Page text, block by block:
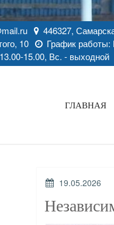
446327,
10
График работы:
15.00, Вс. - выходной
ГЛАВНАЯ
19.05.2026